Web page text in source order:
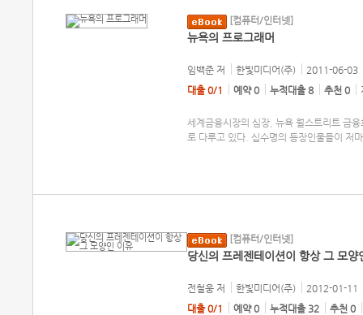
[컴퓨터/인터넷]
뉴욕의 프로그래머
임백준 저 한빛미디어(주)
2011-06-03
대출 0/1
예약 0 누적대출 8 추천 0
세계금융시장의 심장, 뉴욕 월스트리트 금
로 다루고 있다. 십수명의 등장인물들이 저
[컴퓨터/인터넷]
당신의 프레젠테이션이 항상 그 모양
전철웅 저 한빛미디어(주)
2012-01-11
대출 0/1
예약 0 누적대출 32 추천 0